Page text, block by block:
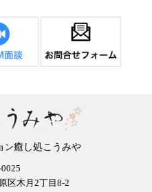
ン癒し処こうみや
区木月2丁目8-2